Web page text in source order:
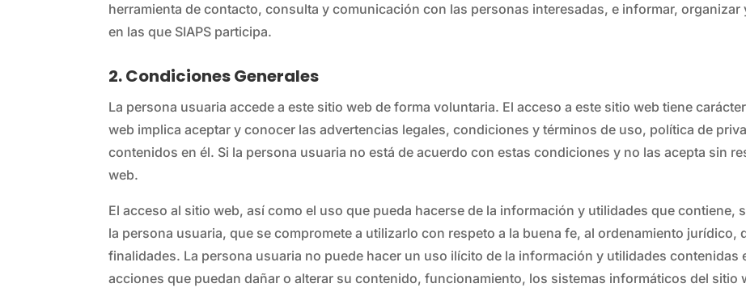
herramienta de contacto, consulta y comunicación con las personas interesadas, e informar,
en las que SIAPS participa.
2. Condiciones Generales
La persona usuaria accede a este sitio web de forma voluntaria. El acceso a este sitio web tiene
web implica aceptar y conocer las advertencias legales, condiciones y términos de uso, política de
contenidos en él. Si la persona usuaria no está de acuerdo con estas condiciones y no las acepta sin
web.
El acceso al sitio web, así como el uso que pueda hacerse de la información y utilidades que contiene,
la persona usuaria, que se compromete a utilizarlo con respeto a la buena fe, al ordenamiento jurídico,
finalidades. La persona usuaria no puede hacer un uso ilícito de la información y utilidades contenidas
acciones que puedan dañar o alterar su contenido, funcionamiento, los sistemas informáticos del sitio